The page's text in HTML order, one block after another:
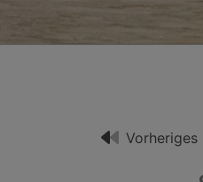
Vorheriges